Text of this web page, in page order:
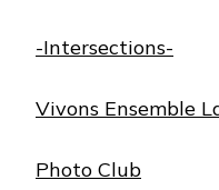
-Intersections-
Vivons Ensemble
Photo Club